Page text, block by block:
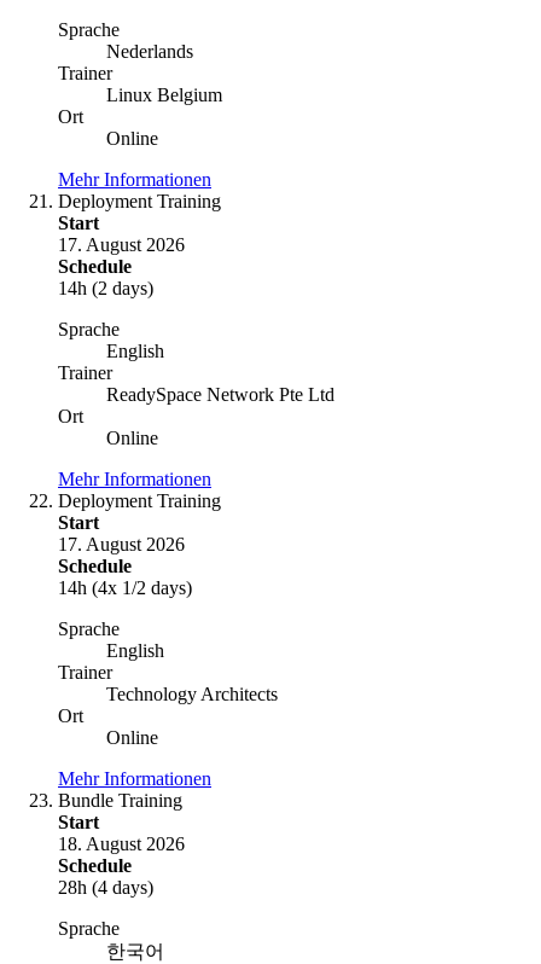
Sprache
Nederlands
Trainer
Linux Belgium
Ort
Online
Mehr Informationen
Deployment Training
Start
17. August 2026
Schedule
14h (2 days)
Sprache
English
Trainer
ReadySpace Network Pte Ltd
Ort
Online
Mehr Informationen
Deployment Training
Start
17. August 2026
Schedule
14h (4x 1/2 days)
Sprache
English
Trainer
Technology Architects
Ort
Online
Mehr Informationen
Bundle Training
Start
18. August 2026
Schedule
28h (4 days)
Sprache
한국어